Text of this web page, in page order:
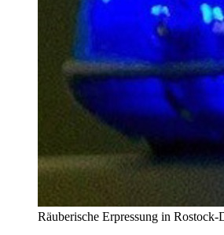
Räuberische Erpressung in